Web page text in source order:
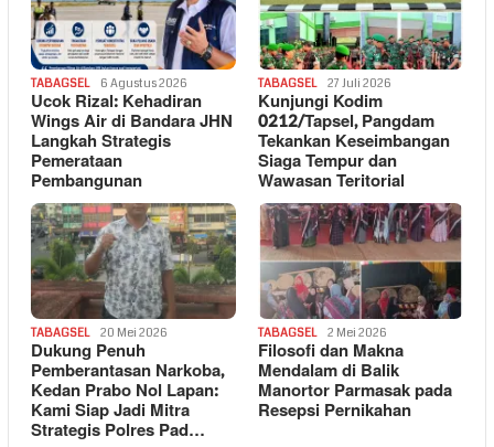
TABAGSEL 6 Agustus 2026
Ucok Rizal: Kehadiran
Wings Air di Bandara JHN
Langkah Strategis
Pemerataan
Pembangunan
TABAGSEL 27 Juli 2026
Kunjungi Kodim
0212/Tapsel, Pangdam
Tekankan Keseimbangan
Siaga Tempur dan
Wawasan Teritorial
TABAGSEL 20 Mei 2026
Dukung Penuh
Pemberantasan Narkoba,
Kedan Prabo Nol Lapan:
Kami Siap Jadi Mitra
Strategis Polres Pad…
TABAGSEL 2 Mei 2026
Filosofi dan Makna
Mendalam di Balik
Manortor Parmasak pada
Resepsi Pernikahan